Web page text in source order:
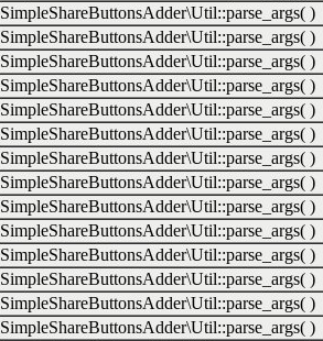
SimpleShareButtonsAdder\Util::parse_args( )
SimpleShareButtonsAdder\Util::parse_args( )
SimpleShareButtonsAdder\Util::parse_args( )
SimpleShareButtonsAdder\Util::parse_args( )
SimpleShareButtonsAdder\Util::parse_args( )
SimpleShareButtonsAdder\Util::parse_args( )
SimpleShareButtonsAdder\Util::parse_args( )
SimpleShareButtonsAdder\Util::parse_args( )
SimpleShareButtonsAdder\Util::parse_args( )
SimpleShareButtonsAdder\Util::parse_args( )
SimpleShareButtonsAdder\Util::parse_args( )
SimpleShareButtonsAdder\Util::parse_args( )
SimpleShareButtonsAdder\Util::parse_args( )
SimpleShareButtonsAdder\Util::parse_args( )